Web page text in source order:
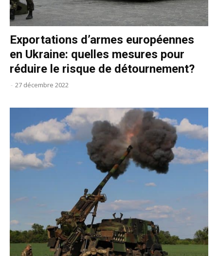
Exportations d’armes européennes
en Ukraine: quelles mesures pour
réduire le risque de détournement?
- 27 décembre 2022